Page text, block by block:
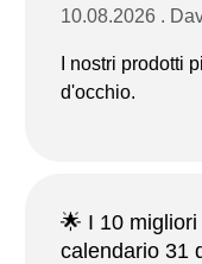
10.08.2026 .
I nostri prodotti
d'occhio.
🌟 I 10
calendario 31